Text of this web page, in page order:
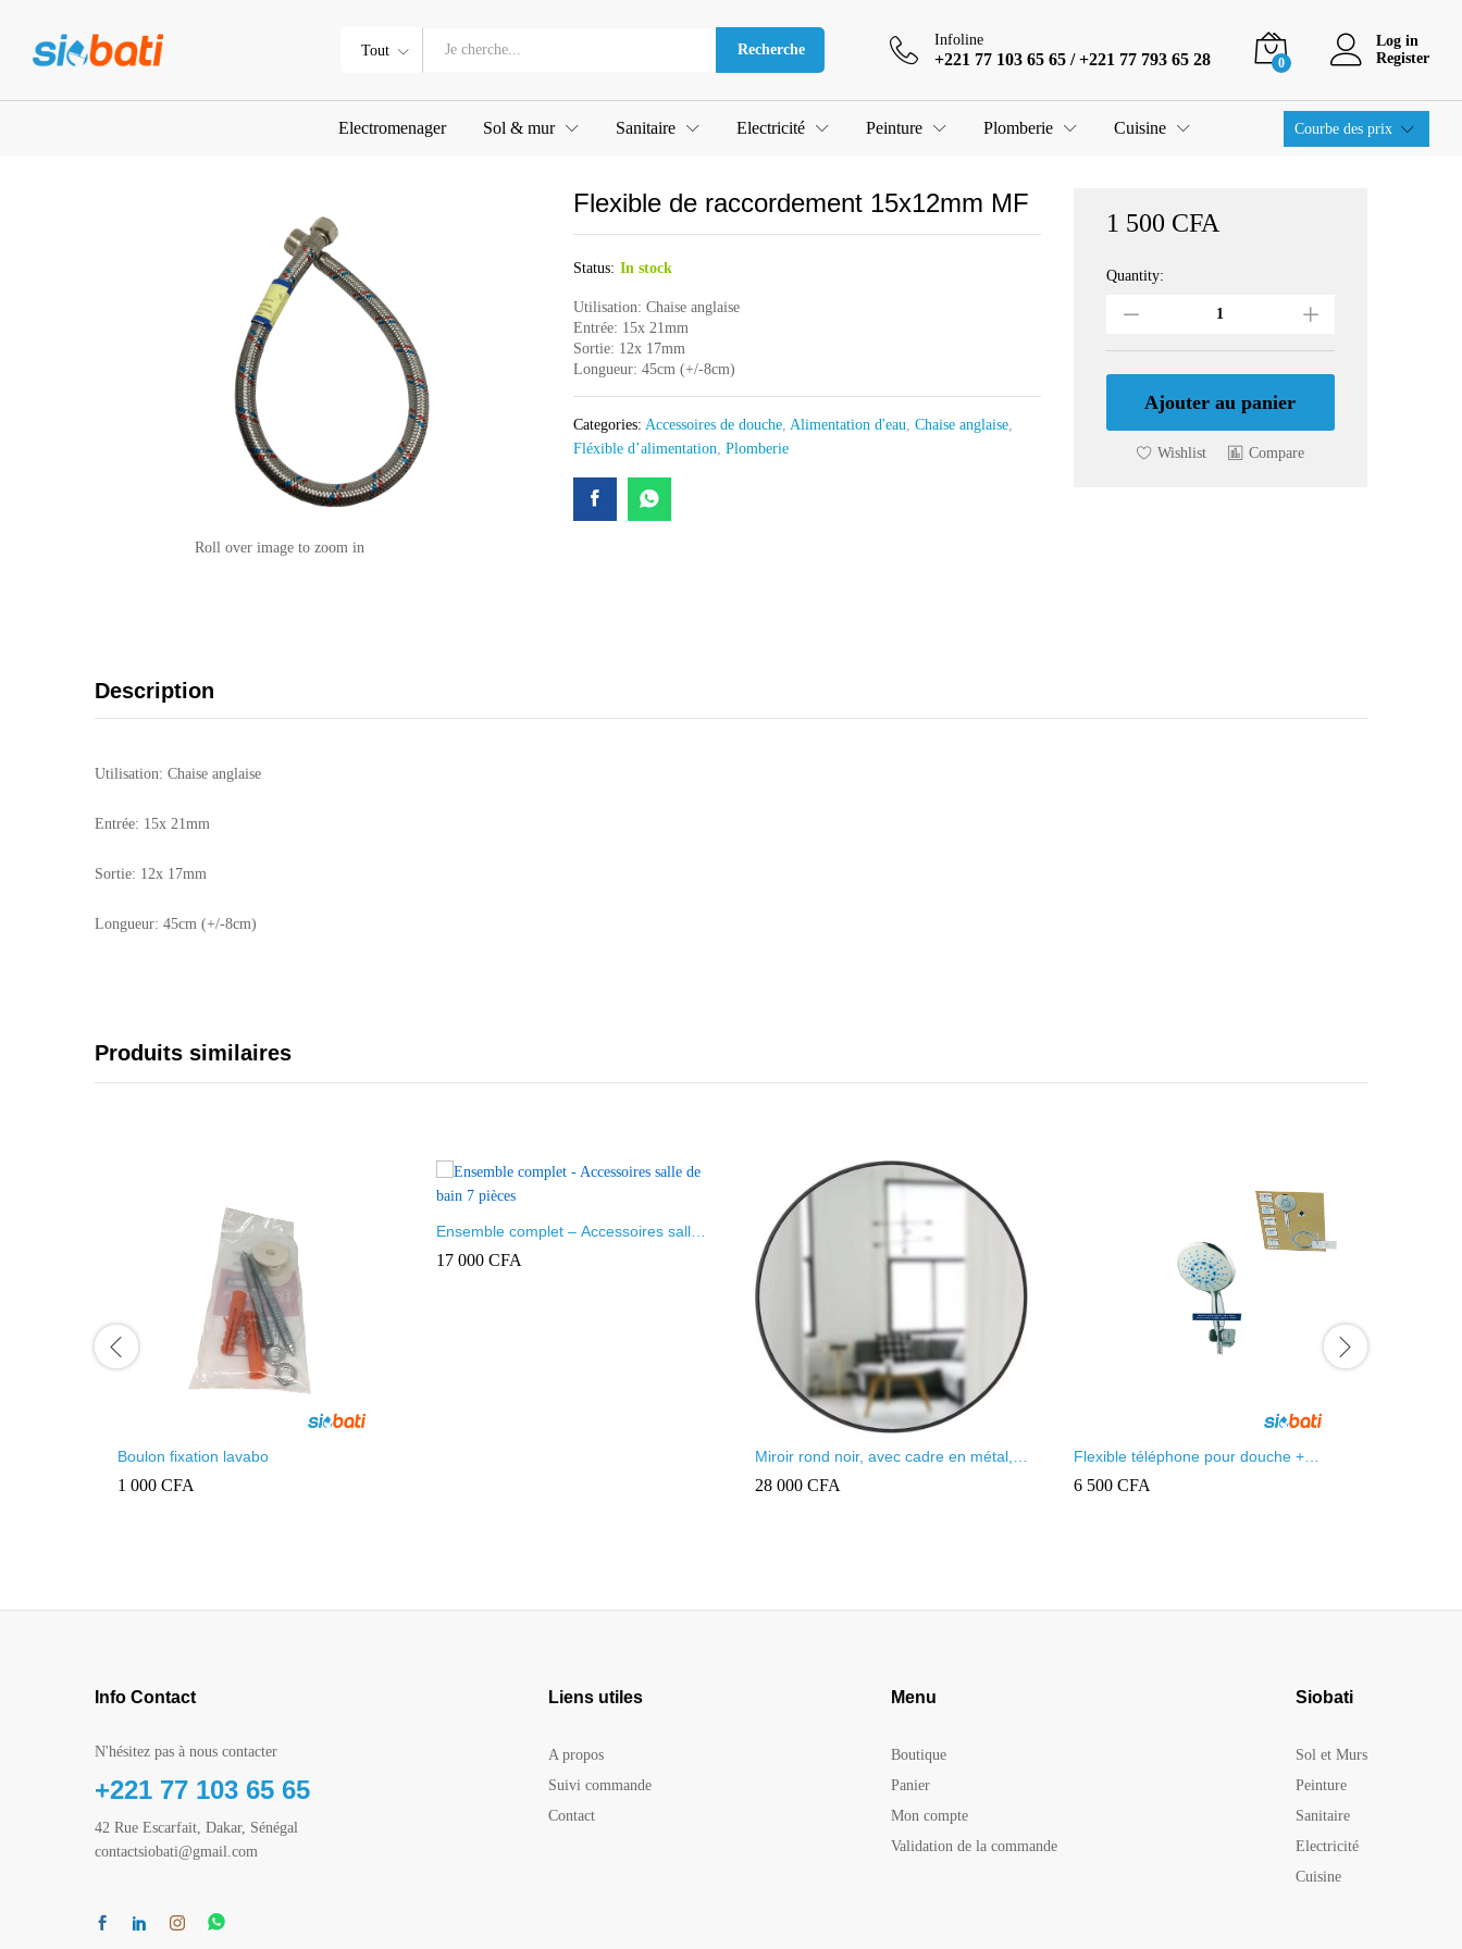
Tout Recherche
Infoline
+221 77 103 65 65 / +221 77 793 65 28 0
Log in
Register
Electromenager Sol & mur Sanitaire Electricité Peinture Plomberie Cuisine Courbe des prix
Roll over image to zoom in
Flexible de raccordement 15x12mm MF
Status: In stock
Utilisation: Chaise anglaise
Entrée: 15x 21mm
Sortie: 12x 17mm
Longueur: 45cm (+/-8cm)
Categories: Accessoires de douche, Alimentation d'eau, Chaise anglaise,
Fléxible d’alimentation, Plomberie
1 500 CFA
Flexible
15x12mm
MF
quantity
Quantity:
Ajouter au panier
Wishlist Compare
Description
Utilisation: Chaise anglaise
Entrée: 15x 21mm
Sortie: 12x 17mm
Longueur: 45cm (+/-8cm)
Produits similaires
Boulon fixation lavabo
1 000 CFA
Ensemble complet – Accessoires salle
de bain 7 pièces
17 000 CFA
Miroir rond noir, avec cadre en métal,
circulaire pour mur, salle de bain, déco
maison
28 000 CFA
Flexible téléphone pour douche +
pommeau Ref s/barre venus 1520
6 500 CFA
Info Contact
N'hésitez pas à nous contacter
+221 77 103 65 65
42 Rue Escarfait, Dakar, Sénégal
contactsiobati@gmail.com
Liens utiles
A propos
Suivi commande
Contact
Menu
Boutique
Panier
Mon compte
Validation de la commande
Siobati
Sol et Murs
Peinture
Sanitaire
Electricité
Cuisine